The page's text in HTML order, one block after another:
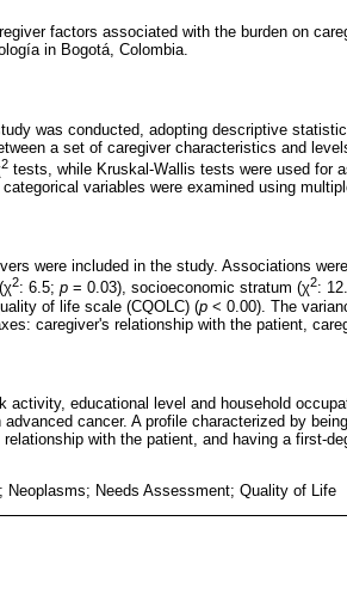
factors associated with the burden on
in Bogotá, Colombia.
was conducted, adopting descriptive
a set of caregiver characteristics and
2 tests, while Kruskal-Wallis tests were used for
variables were examined using
were included in the study. Associations
2: 6.5; p = 0.03), socioeconomic stratum (χ2:
of life scale (CQOLC) (p < 0.00). The
caregiver's relationship with the patient,
activity, educational level and household
cancer. A profile characterized by
with the patient, and having a first-
Neoplasms; Needs Assessment; Quality of Life